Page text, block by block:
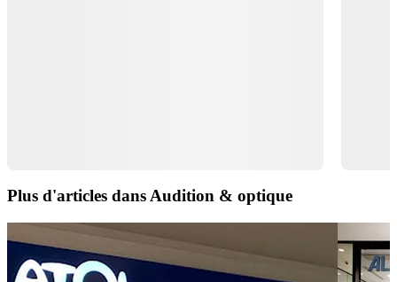
Plus d'articles dans Audition & optique